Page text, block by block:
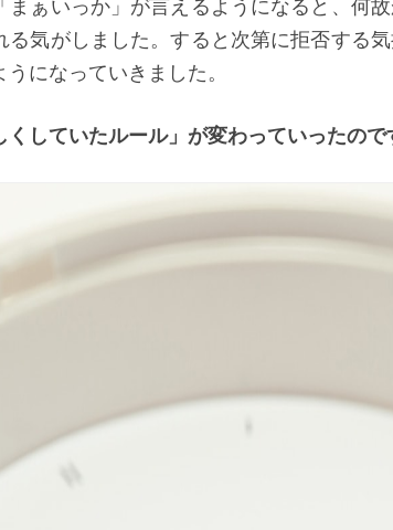
「まぁいっか」が言えるようになると、何
る気がしました。すると次第に拒否する気
うになっていきました。
くしていたルール」が変わっていったので